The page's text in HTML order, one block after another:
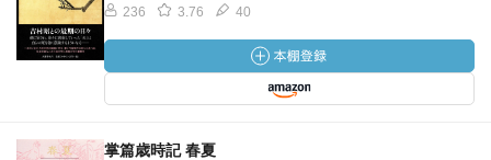
236 3.76 40
掌篇歳時記 春夏